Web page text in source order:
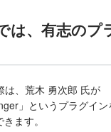
は、有志のプ
は、荒木 勇次郎 氏が
」というプラグイン
ます。